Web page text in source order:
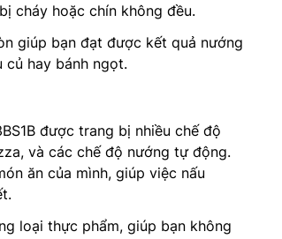
cháy hoặc chín không đều.
giúp bạn đạt được kết quả nướng
củ hay bánh ngọt.
được trang bị nhiều chế độ
và các chế độ nướng tự động.
ăn của mình, giúp việc nấu
loại thực phẩm, giúp bạn không